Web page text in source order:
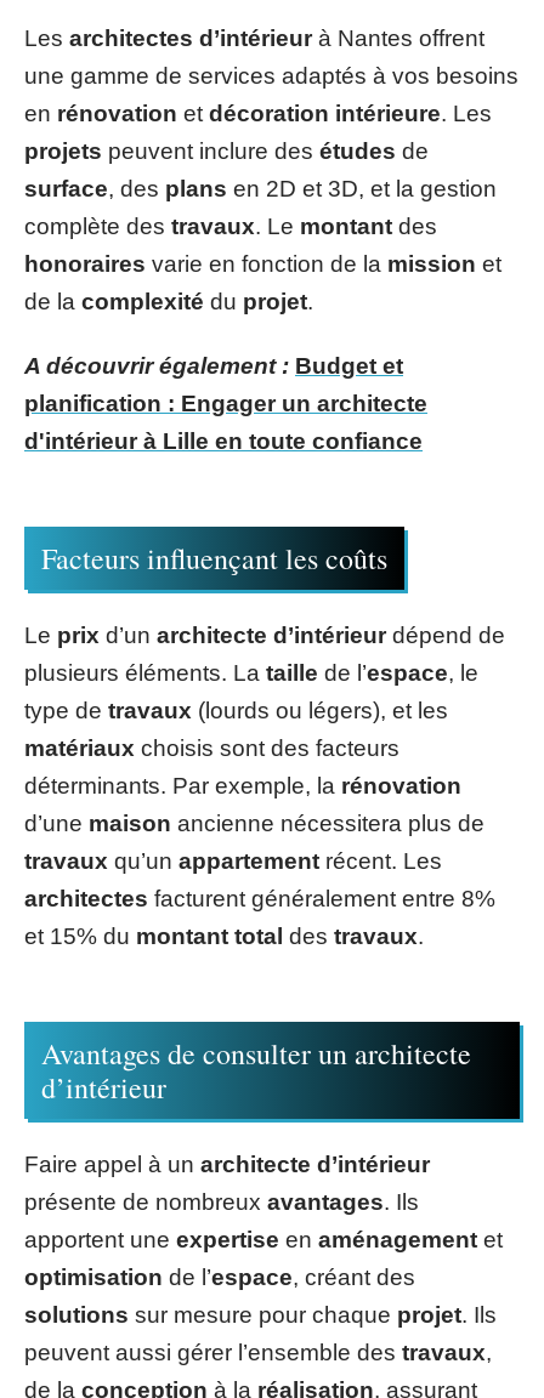
Les architectes d’intérieurà Nantes offrent
une gamme de services adaptés à vos besoins
en rénovation et décoration intérieure. Les
projets peuvent inclure des études de
surface, des plans en 2D et 3D, et la gestion
complète des travaux. Le montant des
honoraires varie en fonction de la mission et
de la complexité du projet.
A découvrir également : Budget et
planification : Engager un architecte
d'intérieur à Lille en toute confiance
Facteurs influençant les coûts
Le prix d’un architecte d’intérieurdépend de
plusieurs éléments. La taille de l’espace, le
type de travaux (lourds ou légers), et les
matériaux choisis sont des facteurs
déterminants. Par exemple, la rénovation
d’une maison ancienne nécessitera plus de
travaux qu’un appartement récent. Les
architectes facturent généralement entre 8%
et 15% du montant total des travaux.
Avantages de consulter un architecte
d’intérieur
Faire appel à un architecte d’intérieur
présente de nombreux avantages. Ils
apportent une expertise en aménagement et
optimisation de l’espace, créant des
solutions sur mesure pour chaque projet. Ils
peuvent aussi gérer l’ensemble des travaux,
de la conception à la réalisation, assurant